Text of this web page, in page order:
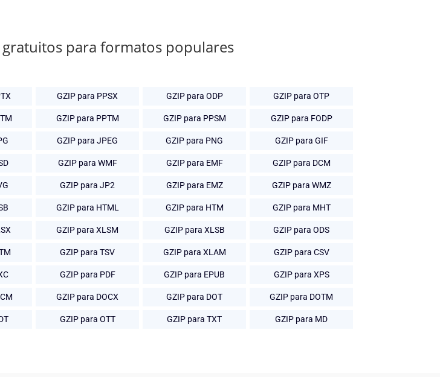
para formatos populares
GZIP para PPSX GZIP para ODP GZIP para OTP
GZIP para PPTM GZIP para PPSM GZIP para FODP
GZIP para JPEG GZIP para PNG GZIP para GIF
GZIP para WMF GZIP para EMF GZIP para DCM
GZIP para JP2 GZIP para EMZ GZIP para WMZ
GZIP para HTML GZIP para HTM GZIP para MHT
GZIP para XLSM GZIP para XLSB GZIP para ODS
GZIP para TSV GZIP para XLAM GZIP para CSV
GZIP para PDF GZIP para EPUB GZIP para XPS
GZIP para DOCX GZIP para DOT GZIP para DOTM
GZIP para OTT GZIP para TXT GZIP para MD